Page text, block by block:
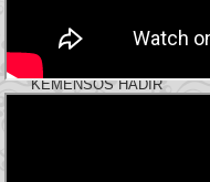
KEMENSOS HADIR